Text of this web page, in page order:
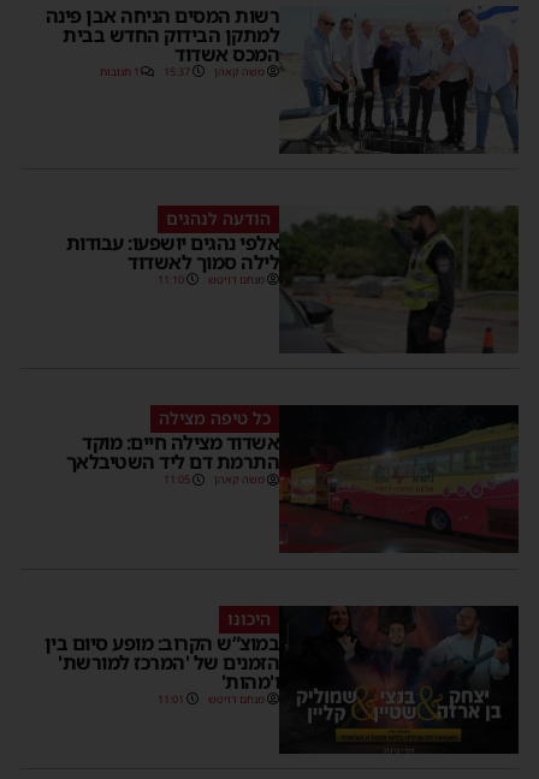
רשות המסים הניחה אבן פינה
למתקן הבידוק החדש בבית
המכס אשדוד
משה קאהן 15:37 1 תגובות
הודעה לנהגים
אלפי נהגים יושפעו: עבודות
לילה סמוך לאשדוד
מנחם דויטש 11:10
כל טיפה מצילה
אשדוד מצילה חיים: מוקד
התרמת דם ליד השטיבלאך
משה קאהן 11:05
היכונו
במוצ”ש הקרוב: מופע סיום בין
הזמנים של 'המרכז למורשת'
ו'מהות'
מנחם דויטש 11:01